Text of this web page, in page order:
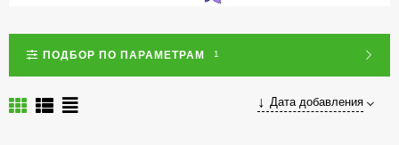
ПОДБОР ПО ПАРАМЕТРАМ 1
Дата добавления